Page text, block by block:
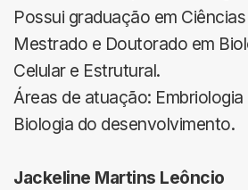
Possui graduação em
Mestrado e Doutorado em
Celular e Estrutural.
Áreas de atuação:
Biologia do desenvolvimento.
Jackeline Martins Leôncio